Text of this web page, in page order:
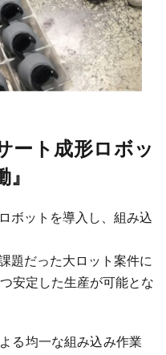
ート成形ロボッ
ボットを導入し、組み込
題だった大ロット案件に
安定した生産が可能とな
る均一な組み込み作業